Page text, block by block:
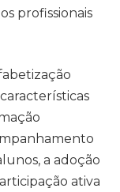
profissionais
a adoção
ativa